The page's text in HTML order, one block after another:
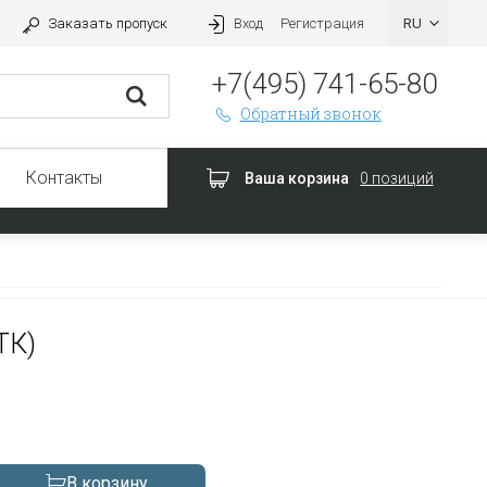
Заказать пропуск Вход Регистрация
+7(495) 741-65-80
Обратный звонок
Контакты Ваша корзина 0 позиций